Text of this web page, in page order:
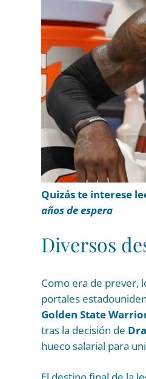
Quizás te interese
años de espera
Diversos
Como era de prever,
portales
Golden State
tras la decisión de
hueco salarial para